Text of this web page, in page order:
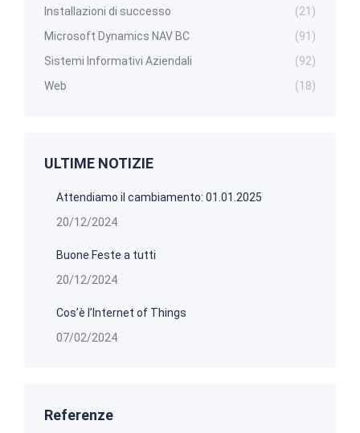
Installazioni di successo
(21)
Microsoft Dynamics NAV BC
(91)
Sistemi Informativi Aziendali
(92)
Web
(18)
ULTIME NOTIZIE
Attendiamo il cambiamento: 01.01.2025
20/12/2024
Buone Feste a tutti
20/12/2024
Cos’è l’Internet of Things
07/02/2024
Referenze